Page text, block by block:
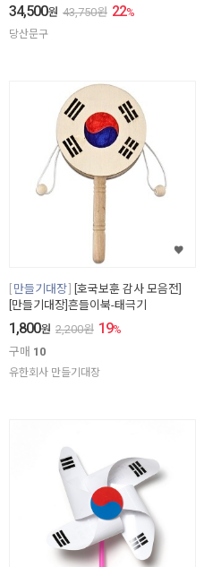
34,500원 43,750원 22%
당산문구
만들기대장
[호국보훈 감사 모음전]
[만들기대장]흔들이북-태극기
1,800원 2,200원 19%
구매 10
유한회사 만들기대장